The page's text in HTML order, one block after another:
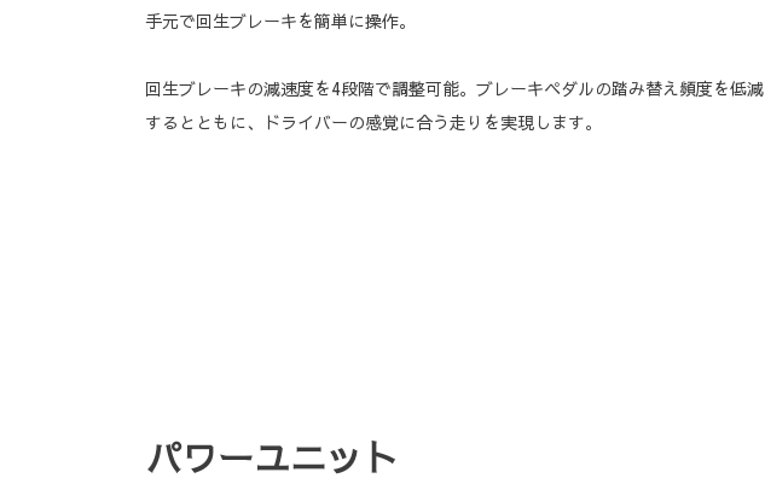
手元で回生ブレーキを簡単に操作。
回生ブレーキの減速度を4段階で調整可能。ブレーキペダルの踏み替え頻度を低減
するとともに、ドライバーの感覚に合う走りを実現します。
パワーユニット